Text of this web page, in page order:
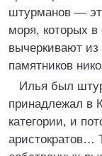
штурманов —
моря, которых
вычеркивают из
памятников
Илья был
принадлежал в
категории, и
аристократов…